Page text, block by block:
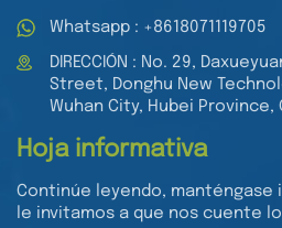
Whatsapp : +8618071119705
DIRECCIÓN : No. 29,
Street, Donghu New
Wuhan City, Hubei Province,
Hoja informativa
Continúe leyendo, manténgase
le invitamos a que nos cuente